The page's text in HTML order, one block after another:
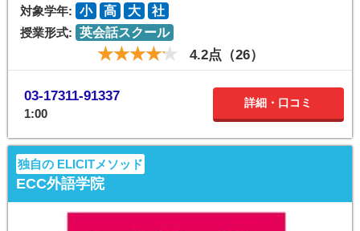
対象学年: 小 高 大
社
授業形式: 英会話スクール
4.2点（26）
03-17311-91337
1:00
詳細・口コミ
独自の ELICITメソッド
ECC外語学院